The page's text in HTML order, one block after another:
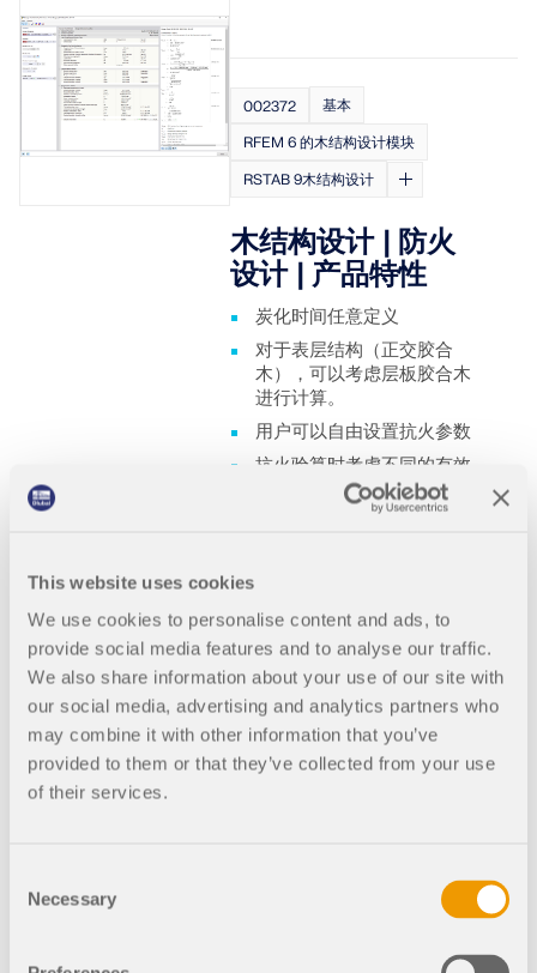
This website uses cookies
We use cookies to personalise content and ads, to
provide social media features and to analyse our traffic.
We also share information about your use of our site with
our social media, advertising and analytics partners who
may combine it with other information that you’ve
provided to them or that they’ve collected from your use
of their services.
Selection
Necessary
002372
基本
RFEM 6 的木结构设计模块
RSTAB 9木结构设计
木结构设计 | 防火
设计 | 产品特性
炭化时间任意定义
对于表层结构（正交胶合
木），可以考虑层板胶合木
进行计算。
用户可以自由设置抗火参数
抗火验算时考虑不同的有效
计算结果完全集成到
RFEM/RSTAB 计算书中
002373
木结构设计 | 抗火